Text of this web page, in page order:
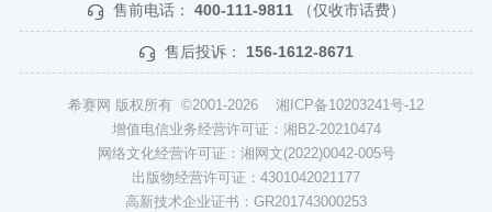
售前电话： 400-111-9811 （仅收市话费）
售后投诉： 156-1612-8671
希赛网 版权所有 ©2001-2026 湘ICP备10203241号-12
增值电信业务经营许可证：湘B2-20210474
网络文化经营许可证：湘网文(2022)0042-005号
出版物经营许可证：4301042021177
高新技术企业证书：GR201743000253